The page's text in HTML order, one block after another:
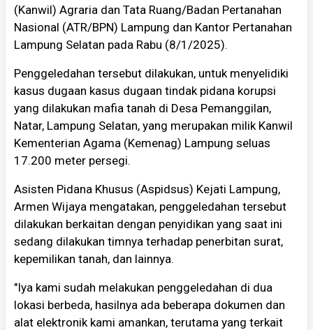
(Kanwil) Agraria dan Tata Ruang/Badan Pertanahan
Nasional (ATR/BPN) Lampung dan Kantor Pertanahan
Lampung Selatan pada Rabu (8/1/2025).
Penggeledahan tersebut dilakukan, untuk menyelidiki
kasus dugaan kasus dugaan tindak pidana korupsi
yang dilakukan mafia tanah di Desa Pemanggilan,
Natar, Lampung Selatan, yang merupakan milik Kanwil
Kementerian Agama (Kemenag) Lampung seluas
17.200 meter persegi.
Asisten Pidana Khusus (Aspidsus) Kejati Lampung,
Armen Wijaya mengatakan, penggeledahan tersebut
dilakukan berkaitan dengan penyidikan yang saat ini
sedang dilakukan timnya terhadap penerbitan surat,
kepemilikan tanah, dan lainnya.
"Iya kami sudah melakukan penggeledahan di dua
lokasi berbeda, hasilnya ada beberapa dokumen dan
alat elektronik kami amankan, terutama yang terkait